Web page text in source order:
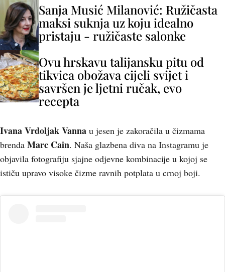
Sanja Musić Milanović: Ružičasta
maksi suknja uz koju idealno
pristaju - ružičaste salonke
Ovu hrskavu talijansku pitu od
tikvica obožava cijeli svijet i
savršen je ljetni ručak, evo
recepta
Ivana Vrdoljak Vanna u jesen je zakoračila u čizmama
brenda Marc Cain. Naša glazbena diva na Instagramu je
objavila fotografiju sjajne odjevne kombinacije u kojoj se
ističu upravo visoke čizme ravnih potplata u crnoj boji.